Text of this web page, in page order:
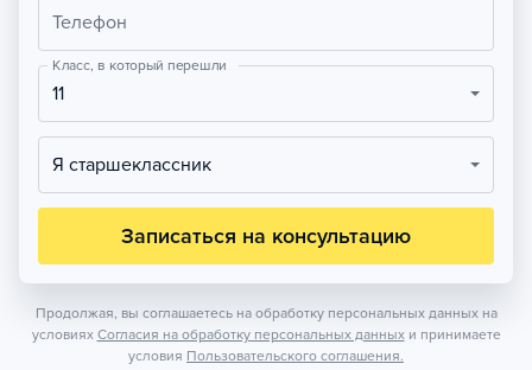
Телефон
Класс, в который перешли
11
Я старшеклассник
Записаться на консультацию
Продолжая, вы соглашаетесь на обработку персональных данных на
условиях Согласия на обработку персональных данных и принимаете
условия Пользовательского соглашения.